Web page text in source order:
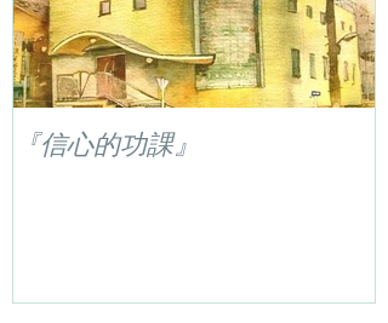
『信心的功課』